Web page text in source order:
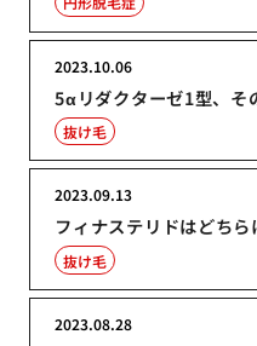
5αリダクターゼ1型、そ
2023.10.06
抜け毛
フィナステリドはどち
2023.09.13
抜け毛
2023.08.28